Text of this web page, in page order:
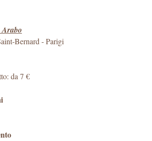
Bernard -Parigi
da 7 €